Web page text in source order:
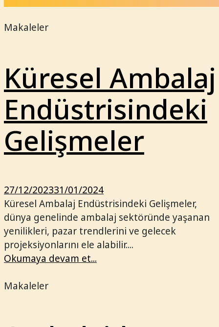
Makaleler
Küresel Ambalaj
Endüstrisindeki
Gelişmeler
27/12/202331/01/2024
Küresel Ambalaj Endüstrisindeki Gelişmeler,
dünya genelinde ambalaj sektöründe yaşanan
yenilikleri, pazar trendlerini ve gelecek
projeksiyonlarını ele alabilir....
Okumaya devam et...
Makaleler